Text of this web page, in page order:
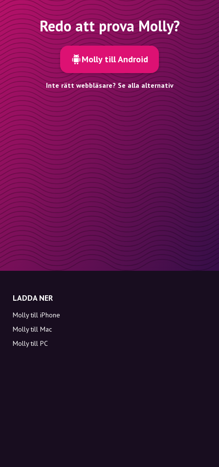
Redo att prova Molly?
Molly till Android
Inte rätt webbläsare? Se alla alternativ
LADDA NER
Molly till iPhone
Molly till Mac
Molly till PC